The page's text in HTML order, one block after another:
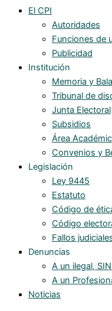
El CPI
Autoridades
Funciones de
Publicidad
Institución
Memoria y
Tribunal de
Junta Electoral
Subsidios
Área
Convenios y
Legislación
Ley 9445
Estatuto
Código de
Código
Fallos
Denuncias
A un ilegal,
A un
Noticias